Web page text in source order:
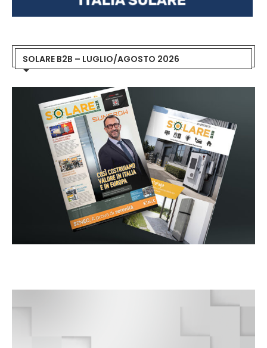
SOLARE B2B – LUGLIO/AGOSTO 2026